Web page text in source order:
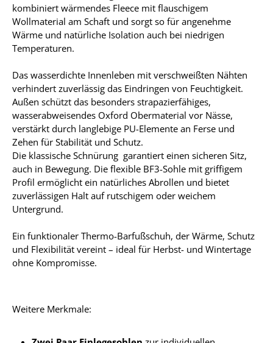
kombiniert wärmendes Fleece mit flauschigem
Wollmaterial am Schaft und sorgt so für angenehme
Wärme und natürliche Isolation auch bei niedrigen
Temperaturen.
Das wasserdichte Innenleben mit verschweißten Nähten
verhindert zuverlässig das Eindringen von Feuchtigkeit.
Außen schützt das besonders strapazierfähiges,
wasserabweisendes Oxford Obermaterial vor Nässe,
verstärkt durch langlebige PU-Elemente an Ferse und
Zehen für Stabilität und Schutz.
Die klassische Schnürung garantiert einen sicheren Sitz,
auch in Bewegung. Die flexible BF3-Sohle mit griffigem
Profil ermöglicht ein natürliches Abrollen und bietet
zuverlässigen Halt auf rutschigem oder weichem
Untergrund.
Ein funktionaler Thermo-Barfußschuh, der Wärme, Schutz
und Flexibilität vereint – ideal für Herbst- und Wintertage
ohne Kompromisse.
Weitere Merkmale: